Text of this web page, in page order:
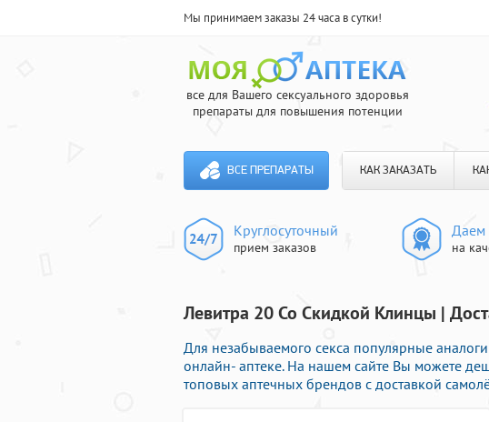
Мы принимаем заказы 24 часа в сутки!
все для Вашего сексуального здоровья
препараты для повышения потенции
ВСЕ ПРЕПАРАТЫ КАК ЗАКАЗАТЬ
Круглосуточный
прием заказов
Даем
на
Левитра 20 Со Скидкой Клинцы |
Для незабываемого секса популярные
онлайн- аптеке. На нашем сайте Вы можете
топовых аптечных брендов с доставкой